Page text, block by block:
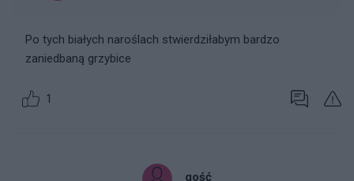
Po tych białych naroślach stwierdziłabym bardzo
zaniedbaną grzybice
1
gość